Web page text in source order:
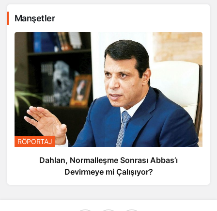
Manşetler
RÖPORTAJ
Dahlan, Normalleşme Sonrası Abbas’ı
Devirmeye mi Çalışıyor?